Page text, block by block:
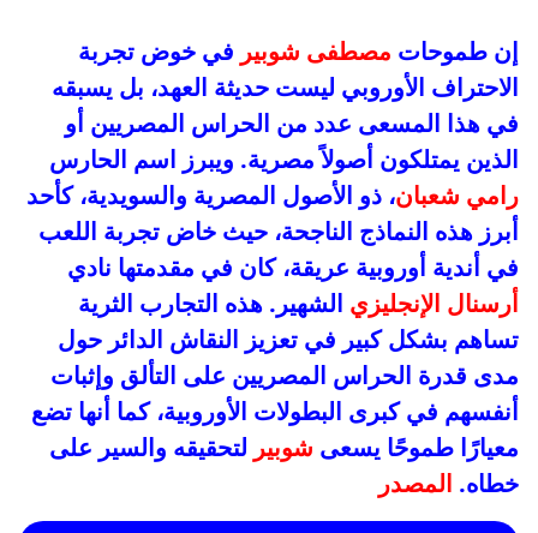
إن طموحات مصطفى شوبير في خوض تجربة
الاحتراف الأوروبي ليست حديثة العهد، بل يسبقه
في هذا المسعى عدد من الحراس المصريين أو
الذين يمتلكون أصولاً مصرية. ويبرز اسم الحارس
رامي شعبان، ذو الأصول المصرية والسويدية، كأحد
أبرز هذه النماذج الناجحة، حيث خاض تجربة اللعب
في أندية أوروبية عريقة، كان في مقدمتها نادي
أرسنال الإنجليزي الشهير. هذه التجارب الثرية
تساهم بشكل كبير في تعزيز النقاش الدائر حول
مدى قدرة الحراس المصريين على التألق وإثبات
أنفسهم في كبرى البطولات الأوروبية، كما أنها تضع
معيارًا طموحًا يسعى شوبير لتحقيقه والسير على
خطاه. المصدر